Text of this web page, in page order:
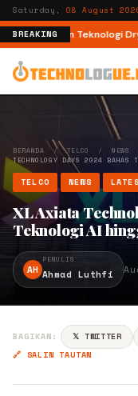
Saturday,08 August
BREAKING
dengan Teknologi
BERANDA /TELCO /NEWS
TECHNOLOGY DAYS 2024 BAHAS
TELCO NEWS
XL Axiata
Teknologi AI
AH
PENULIS
Ahmad Luthfi
BAGIKAN: 𝕏 TWITTER
🔗 SALIN TAUTAN